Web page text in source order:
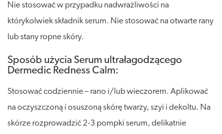
Nie stosować w przypadku nadwrażliwości na
którykolwiek składnik serum. Nie stosować na otwarte rany
lub stany ropne skóry.
Sposób użycia Serum ultrałagodzącego
Dermedic Redness Calm:
Stosować codziennie – rano i/lub wieczorem. Aplikować
na oczyszczoną i osuszoną skórę twarzy, szyi i dekoltu. Na
skórze rozprowadzić 2-3 pompki serum, delikatnie